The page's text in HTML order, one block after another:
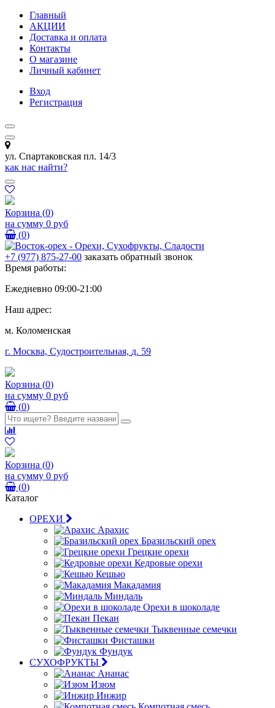
Главный
АКЦИИ
Доставка и оплата
Контакты
О магазине
Личный кабинет
Вход
Регистрация
ул. Спартаковская пл. 14/3
как нас найти?
Корзина (0)
на сумму 0 руб
(0)
+7 (977) 875-27-00 заказать обратный звонок
Время работы:
Ежедневно 09:00-21:00
Наш адрес:
м. Коломенская
г. Москва, Судостроительная, д. 59
Корзина (0)
на сумму 0 руб
(0)
Корзина (0)
на сумму 0 руб
(0)
Каталог
ОРЕХИ
Арахис
Бразильский орех
Грецкие орехи
Кедровые орехи
Кешью
Макадамия
Миндаль
Орехи в шоколаде
Пекан
Тыквенные семечки
Фисташки
Фундук
СУХОФРУКТЫ
Ананас
Изюм
Инжир